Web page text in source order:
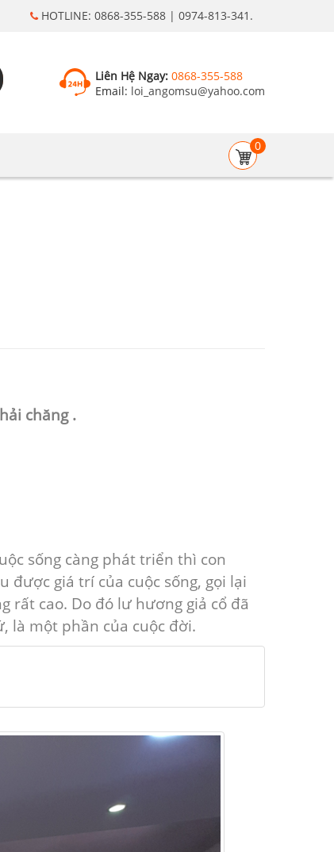
HOTLINE: 0868-355-588 | 0974-813-341.
Liên Hệ Ngay: 0868-355-588
Email: loi_angomsu@yahoo.com
0
chăng .
sống càng phát triển thì con
giá trí của cuộc sống, gọi lại
rất cao. Do đó lư hương giả cổ đã
là một phần của cuộc đời.